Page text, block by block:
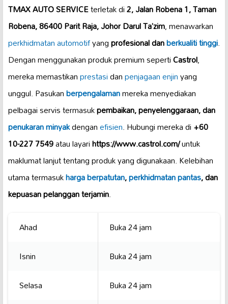
TMAX AUTO SERVICEterletak di2, Jalan Robena 1, Taman
Robena, 86400 Parit Raja, Johor Darul Ta’zim, menawarkan
perkhidmatan automotifyangprofesional danberkualiti tinggi.
Dengan menggunakan produk premium sepertiCastrol,
mereka memastikanprestasidanpenjagaan enjinyang
unggul. Pasukanberpengalamanmereka menyediakan
pelbagai servis termasukpembaikan, penyelenggaraan, dan
penukaran minyakdenganefisien. Hubungi mereka di+60
10-227 7549atau layarihttps://www.castrol.com/untuk
maklumat lanjut tentang produk yang digunakaan. Kelebihan
utama termasukharga berpatutan,perkhidmatan pantas, dan
kepuasan pelanggan terjamin.
Ahad
Buka 24 jam
Isnin
Buka 24 jam
Selasa
Buka 24 jam